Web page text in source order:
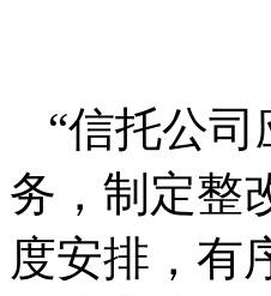
“信托公
务，制定整
度安排，有